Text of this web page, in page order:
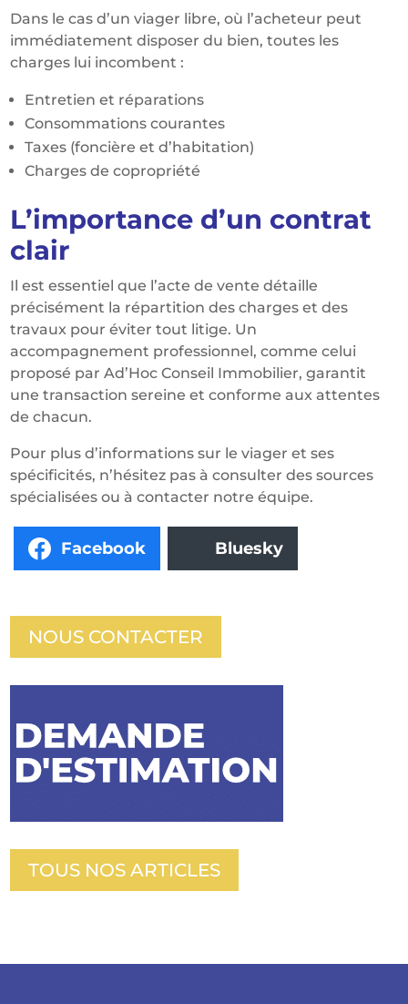
Dans le cas d’un viager libre, où l’acheteur peut
immédiatement disposer du bien, toutes les
charges lui incombent :
Entretien et réparations
Consommations courantes
Taxes (foncière et d’habitation)
Charges de copropriété
L’importance d’un contrat
clair
Il est essentiel que l’acte de vente détaille
précisément la répartition des charges et des
travaux pour éviter tout litige. Un
accompagnement professionnel, comme celui
proposé par Ad’Hoc Conseil Immobilier, garantit
une transaction sereine et conforme aux attentes
de chacun.
Pour plus d’informations sur le viager et ses
spécificités, n’hésitez pas à consulter des sources
spécialisées ou à contacter notre équipe.
Facebook Bluesky
NOUS CONTACTER
TOUS NOS ARTICLES